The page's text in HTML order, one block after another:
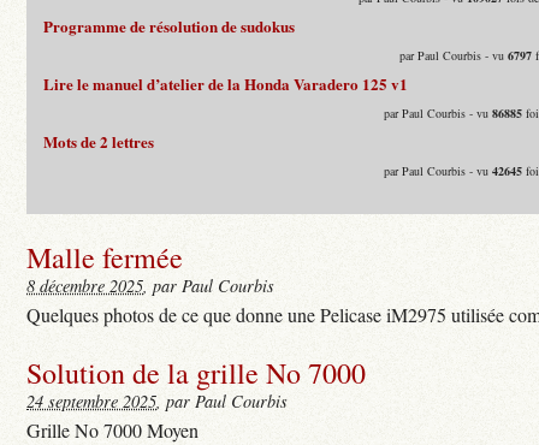
Programme de résolution de sudokus
par Paul Courbis - vu6797
Lire le manuel d’atelier de la Honda Varadero 125 v1
par Paul Courbis - vu86885
Mots de 2 lettres
par Paul Courbis - vu42645
Malle fermée
8 décembre 2025, par Paul Courbis
Quelques photos de ce que donne une Pelicase iM2975 utilisée
Solution de la grille No 7000
24 septembre 2025, par Paul Courbis
Grille No 7000 Moyen